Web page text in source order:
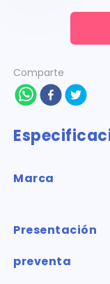
Comparte
Marca
Presentación
preventa